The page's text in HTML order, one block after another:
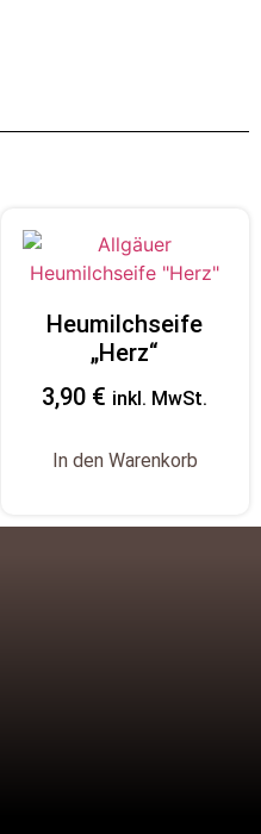
Heumilchseife
„Herz“
3,90 € inkl. MwSt.
In den Warenkorb